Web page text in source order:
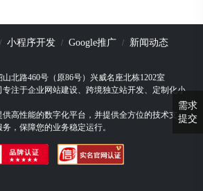
小程序开发 Google推广
新闻动态
北路460号（原86号）兴威名座北栋1202室
注于企业网站建设、跨境独立站开发、定制化小
高性能的数字化平台，并提供全方位的技术支
，保障您的业务稳定运行。
需求
提交